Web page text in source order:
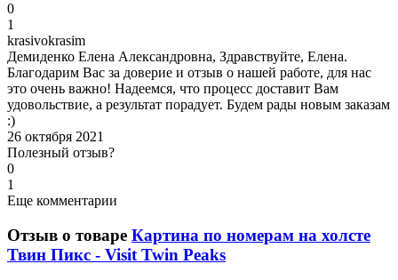
0
1
krasivokrasim
Демиденко Елена Александровна, Здравствуйте, Елена.
Благодарим Вас за доверие и отзыв о нашей работе, для нас
это очень важно! Надеемся, что процесс доставит Вам
удовольствие, а результат порадует. Будем рады новым заказам
:)
26 октября 2021
Полезный отзыв?
0
1
Еще комментарии
Отзыв о товаре Картина по номерам на холсте
Твин Пикс - Visit Twin Peaks